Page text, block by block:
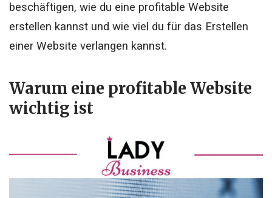
beschäftigen, wie du eine profitable Website
erstellen kannst und wie viel du für das Erstellen
einer Website verlangen kannst.
Warum eine profitable Website
wichtig ist